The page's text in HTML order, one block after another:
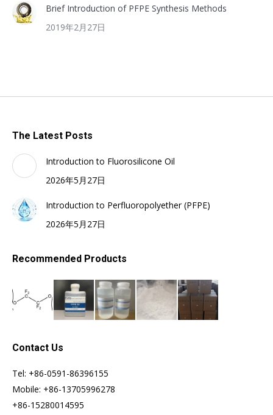
Brief Introduction of PFPE Synthesis Methods
2019年2月27日
The Latest Posts
Introduction to Fluorosilicone Oil
2026年5月27日
Introduction to Perfluoropolyether (PFPE)
2026年5月27日
Recommended Products
Contact Us
Tel: +86-0591-86396155
Mobile: +86-13705996278
+86-15280014595